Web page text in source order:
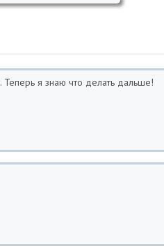
я знаю что делать дальше!